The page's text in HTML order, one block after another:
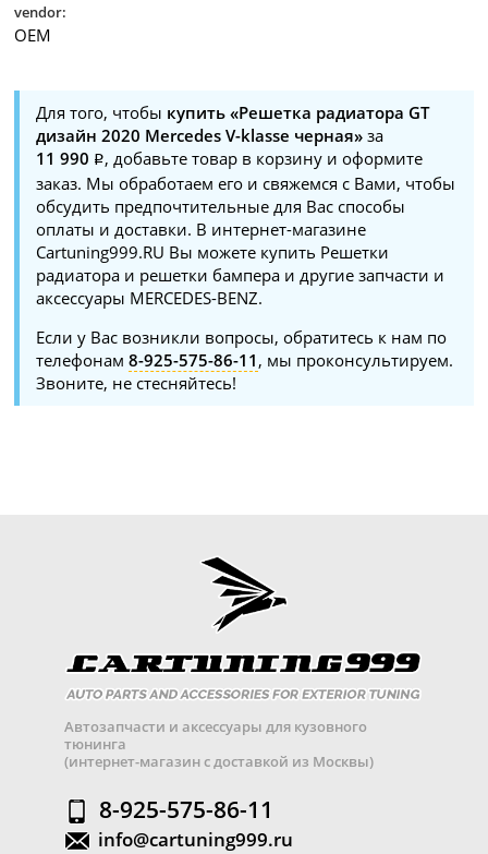
vendor:
OEM
Для того, чтобы купить «Решетка радиатора GT
дизайн 2020 Mercedes V-klasse черная» за
11 990
, добавьте товар в корзину и оформите
заказ. Мы обработаем его и свяжемся с Вами, чтобы
обсудить предпочтительные для Вас способы
оплаты и доставки. В интернет-магазине
Cartuning999.RU Вы можете купить Решетки
радиатора и решетки бампера и другие запчасти и
аксессуары MERCEDES-BENZ.
Если у Вас возникли вопросы, обратитесь к нам по
телефонам8-925-575-86-11 , мы проконсультируем.
Звоните, не стесняйтесь!
Автозапчасти и аксессуары для кузовного
тюнинга
(интернет-магазин с доставкой из Москвы)
8-925-575-86-11
info@cartuning999.ru